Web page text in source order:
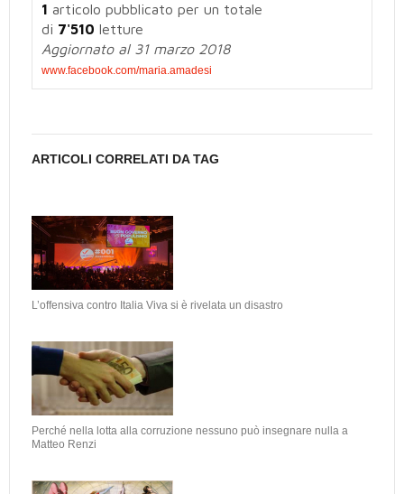
1 articolo pubblicato per un totale
di 7'510 letture
Aggiornato al 31 marzo 2018
www.facebook.com/maria.amadesi
ARTICOLI CORRELATI DA TAG
L’offensiva contro Italia Viva si è rivelata un disastro
Perché nella lotta alla corruzione nessuno può insegnare nulla a
Matteo Renzi